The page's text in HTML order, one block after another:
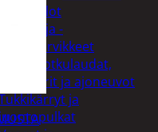
Valot
Rengas ja -
vannetarvikkeet
Sähköpotkulaudat,
skootterit ja ajoneuvot
ja